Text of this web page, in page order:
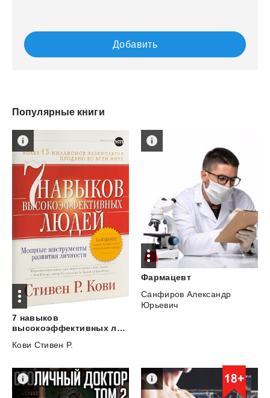
Добавить
Популярные книги
7 навыков
высокоэффективных людей. Мощные инструменты развития личности
Кови Стивен Р.
Фармацевт
Санфиров Александр
Юрьевич